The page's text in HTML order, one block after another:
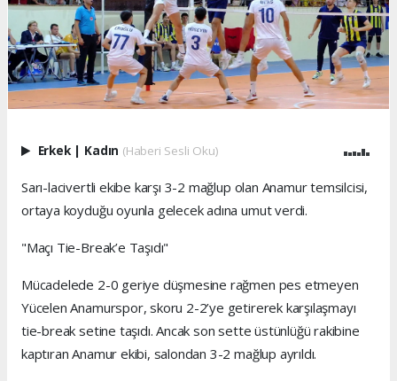
Erkek Kadın (Haberi Sesli Oku)
Sarı-lacivertli ekibe karşı 3-2 mağlup olan Anamur temsilcisi,
ortaya koyduğu oyunla gelecek adına umut verdi.
"Maçı Tie-Break’e Taşıdı"
Mücadelede 2-0 geriye düşmesine rağmen pes etmeyen
Yücelen Anamurspor, skoru 2-2’ye getirerek karşılaşmayı
tie-break setine taşıdı. Ancak son sette üstünlüğü rakibine
kaptıran Anamur ekibi, salondan 3-2 mağlup ayrıldı.